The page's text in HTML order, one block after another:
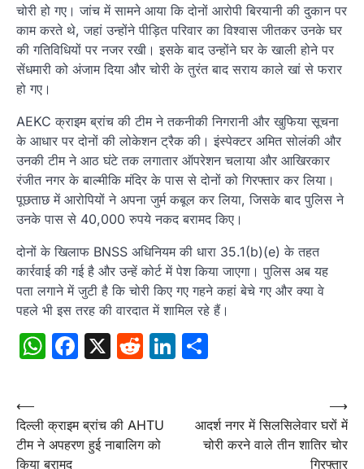
चोरी हो गए। जांच में सामने आया कि दोनों आरोपी बिरयानी की दुकान पर
काम करते थे, जहां उन्होंने पीड़ित परिवार का विश्वास जीतकर उनके घर
की गतिविधियों पर नजर रखी। इसके बाद उन्होंने घर के खाली होने पर
सेंधमारी को अंजाम दिया और चोरी के तुरंत बाद सराय काले खां से फरार
हो गए।
AEKC क्राइम ब्रांच की टीम ने तकनीकी निगरानी और खुफिया सूचना
के आधार पर दोनों की लोकेशन ट्रैक की। इंस्पेक्टर अमित सोलंकी और
उनकी टीम ने आठ घंटे तक लगातार ऑपरेशन चलाया और आखिरकार
रंजीत नगर के बाल्मीकि मंदिर के पास से दोनों को गिरफ्तार कर लिया।
पूछताछ में आरोपियों ने अपना जुर्म कबूल कर लिया, जिसके बाद पुलिस ने
उनके पास से 40,000 रुपये नकद बरामद किए।
दोनों के खिलाफ BNSS अधिनियम की धारा 35.1(b)(e) के तहत
कार्रवाई की गई है और उन्हें कोर्ट में पेश किया जाएगा। पुलिस अब यह
पता लगाने में जुटी है कि चोरी किए गए गहने कहां बेचे गए और क्या वे
पहले भी इस तरह की वारदात में शामिल रहे हैं।
WhatsApp
Facebook
X RedditLinkedIn
Post
navigation
⟵
दिल्ली क्राइम ब्रांच की AHTU
टीम ने अपहरण हुई नाबालिग को
किया बरामद
आदर्श नगर में सिलसिलेवार घरों में
चोरी करने वाले तीन शातिर चोर
गिरफ्तार
⟶